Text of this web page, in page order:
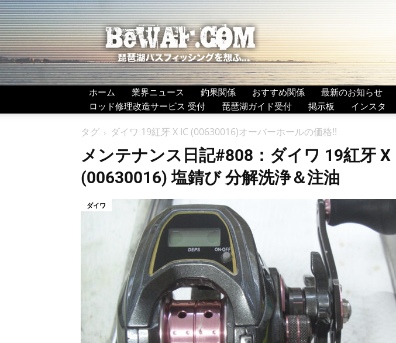
BeWAF
(ビ
ワ
エ
フ）
ホーム 業界ニュース 釣果関係 おすすめ関係 最新のお知らせ
ロッド修理改造サービス 受付
琵琶湖ガイド受付 掲示板 インスタ
タグ ダイワ 19紅牙 X IC (00630016)オーバーホールの価格!!
メンテナンス日記#808：ダイワ 19紅牙 X
(00630016) 塩錆び 分解洗浄＆注油
ダイワ